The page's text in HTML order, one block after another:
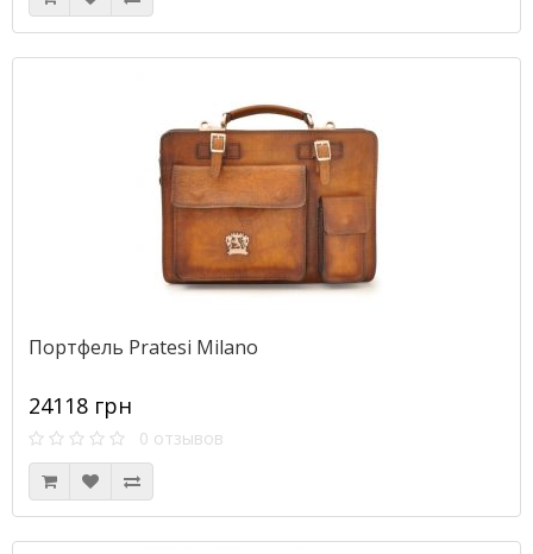
Портфель Pratesi Milano
24118 грн
0 отзывов